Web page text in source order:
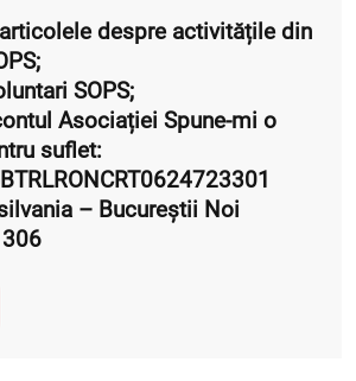
despre activitățile din
SOPS;
Asociației Spune-mi o
suflet:
– Bucureștii Noi